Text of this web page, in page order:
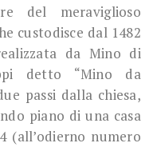
del meraviglioso
custodisce dal 1482
da Mino di
detto “Mino da
passi dalla chiesa,
piano di una casa
(all’odierno numero